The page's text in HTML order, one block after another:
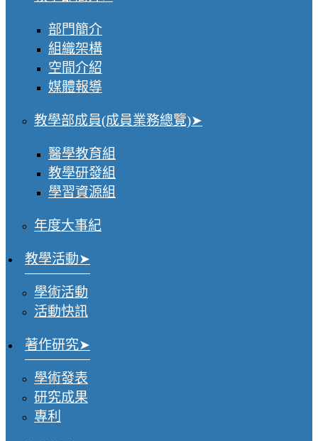
部門簡介
組織架構
空間介紹
媒體報導
教學部成員(成員業務總覽)
醫學教育組
教學研發組
學習資源組
年度大事紀
教學活動
學術活動
活動快訊
著作研究
學術發表
研究成果
專利